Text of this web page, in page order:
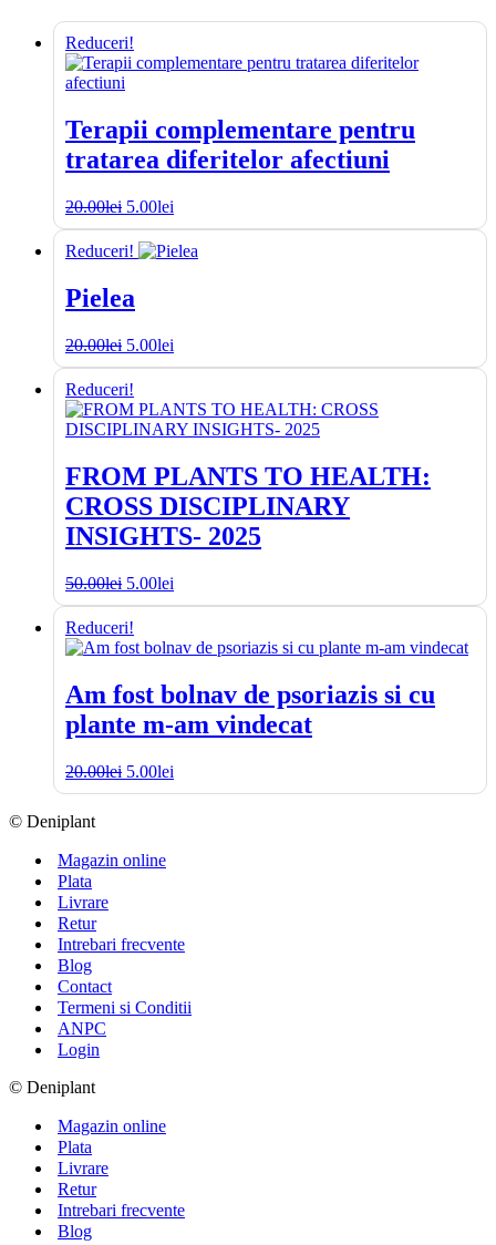
Reduceri!
Terapii complementare pentru
tratarea diferitelor afectiuni
20.00lei Prețul
inițial
a
fost:
5.00lei
curent
este:
5.00lei.
Reduceri!
Pielea
20.00lei Prețul
inițial
a
fost:
20.00lei.
5.00lei
curent
5.00lei.
Reduceri!
FROM PLANTS TO HEALTH:
CROSS DISCIPLINARY
INSIGHTS- 2025
50.00lei Prețul
inițial
a
fost:
50.00lei.
5.00lei
curent
5.00lei.
Reduceri!
Am fost bolnav de psoriazis si cu
plante m-am vindecat
20.00lei Prețul
inițial
20.00lei.
5.00lei
curent
© Deniplant
Magazin online
Plata
Livrare
Retur
Intrebari frecvente
Blog
Contact
Termeni si Conditii
ANPC
Login
© Deniplant
Magazin online
Plata
Livrare
Retur
Intrebari frecvente
Blog